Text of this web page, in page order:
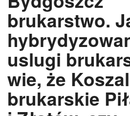
brukarstwo.
uslugi
wie, że
brukarskie